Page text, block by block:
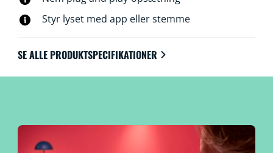
Styr lyset med app eller stemme
SE ALLE PRODUKTSPECIFIKATIONER